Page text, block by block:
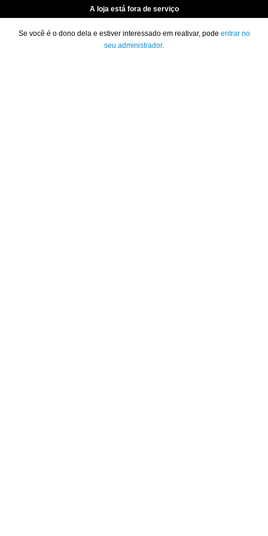
A loja está fora de serviço
Se você é o dono dela e estiver interessado em reativar, pode entrar no
seu administrador.